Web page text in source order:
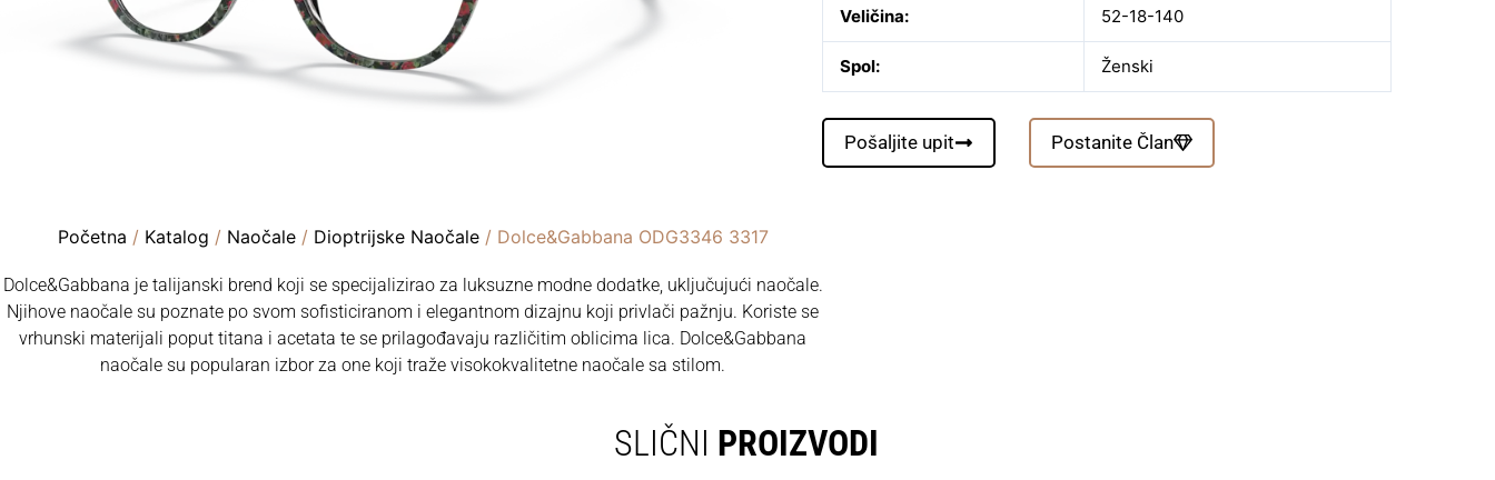
Veličina: 52-18-140
Spol: Ženski
Pošaljite upit Postanite Član
Početna / Katalog / Naočale/ Dioptrijske Naočale/ Dolce&Gabbana ODG3346 3317
Dolce&Gabbana je talijanski brend koji se specijalizirao za luksuzne modne dodatke, uključujući naočale.
Njihove naočale su poznate po svom sofisticiranom i elegantnom dizajnu koji privlači pažnju. Koriste se
vrhunski materijali poput titana i acetata te se prilagođavaju različitim oblicima lica. Dolce&Gabbana
naočale su popularan izbor za one koji traže visokokvalitetne naočale sa stilom.
SLIČNI PROIZVODI